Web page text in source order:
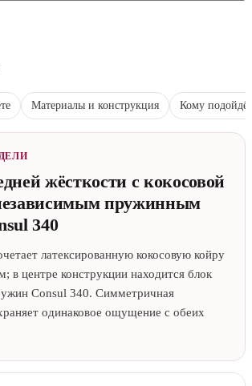
Материалы и конструкция Кому подойдёт
жёсткости с кокосовой
пружинным
340
латексированную кокосовую койру
в центре конструкции находится блок
Consul 340. Симметричная
одинаковое ощущение с обеих